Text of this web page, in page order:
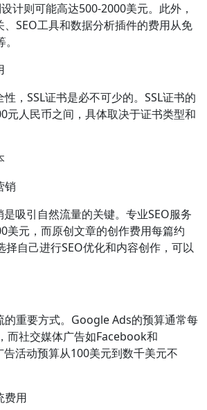
计则可能高达500-2000美元。此外，
SEO工具和数据分析插件的费用从免
，SSL证书是必不可少的。SSL证书的
元人民币之间，具体取决于证书类型和
销
吸引自然流量的关键。专业SEO服务
美元，而原创文章的创作费用每篇约
择自己进行SEO优化和内容创作，可以
的重要方式。Google Ads的预算通常每
而社交媒体广告如Facebook和
活动预算从100美元到数千美元不
费用